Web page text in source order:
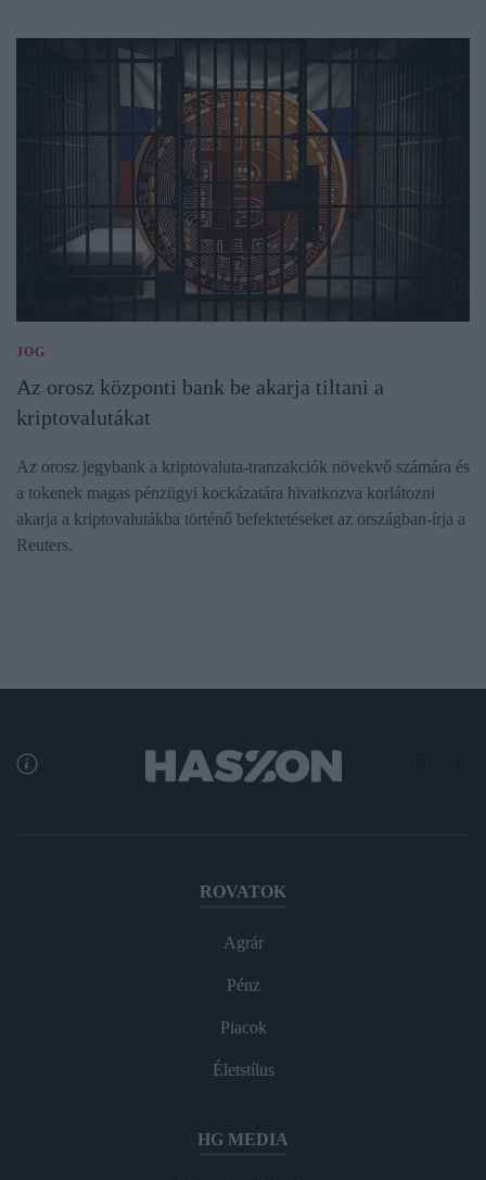
JOG
Az orosz központi bank be akarja tiltani a
kriptovalutákat
Az orosz jegybank a kriptovaluta-tranzakciók növekvő számára és
a tokenek magas pénzügyi kockázatára hivatkozva korlátozni
akarja a kriptovalutákba történő befektetéseket az országban-írja a
Reuters.
ROVATOK
Agrár
Pénz
Piacok
Életstílus
HG MEDIA